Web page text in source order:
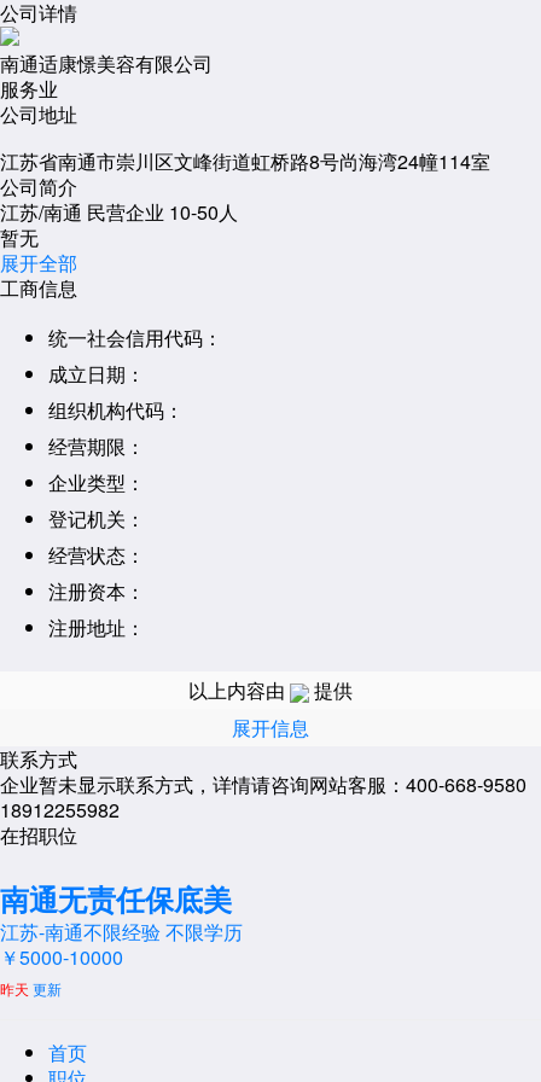
公司详情
南通适康憬美容有限公司
服务业
公司地址
江苏省南通市崇川区文峰街道虹桥路8号尚海湾24幢114室
公司简介
江苏/南通 民营企业 10-50人
暂无
展开全部
工商信息
统一社会信用代码：
成立日期：
组织机构代码：
经营期限：
企业类型：
登记机关：
经营状态：
注册资本：
注册地址：
以上内容由
提供
展开信息
联系方式
企业暂未显示联系方式，详情请咨询网站客服：400-668-9580
18912255982
在招职位
南通无责任保底美
江苏-南通不限经验不限学历
￥5000-10000
昨天 更新
首页